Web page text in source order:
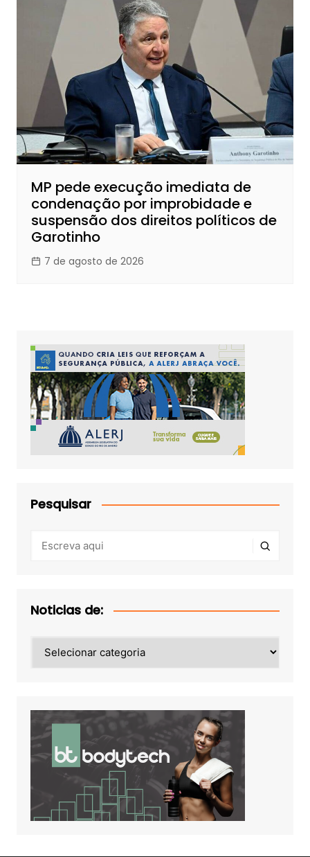
MP pede execução imediata de
condenação por improbidade e
suspensão dos direitos políticos de
Garotinho
7 de agosto de 2026
Pesquisar
Noticias de:
de: